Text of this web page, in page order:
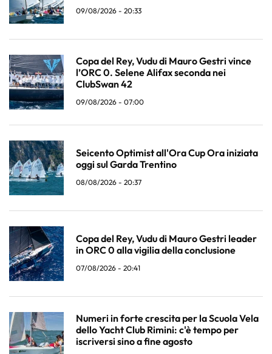
09/08/2026 - 20:33
Copa del Rey, Vudu di Mauro Gestri vince
l’ORC 0. Selene Alifax seconda nei
ClubSwan 42
09/08/2026 - 07:00
Seicento Optimist all'Ora Cup Ora iniziata
oggi sul Garda Trentino
08/08/2026 - 20:37
Copa del Rey, Vudu di Mauro Gestri leader
in ORC 0 alla vigilia della conclusione
07/08/2026 - 20:41
Numeri in forte crescita per la Scuola Vela
dello Yacht Club Rimini: c'è tempo per
iscriversi sino a fine agosto